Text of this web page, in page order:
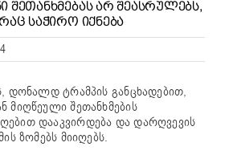
ᲨᲔᲗᲐᲜᲮᲛᲔᲑᲐᲡ ᲐᲠ ᲨᲔᲐᲡᲠᲣᲚᲔᲑᲡ,
ᲡᲐᲭᲘᲠᲝ ᲘᲥᲜᲔᲑᲐ
დონალდ ტრამპის განცხადებით,
მიღწეული შეთანხმების
დააკვირდება და დარღვევის
ზომებს მიიღებს.